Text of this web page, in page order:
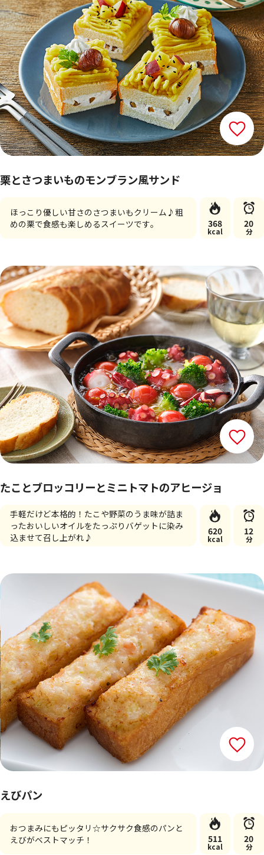
栗とさつまいものモンブラン風サンド
ほっこり優しい甘さのさつまいもクリーム♪粗
めの栗で食感も楽しめるスイーツです。
368
kcal
20
分
たことブロッコリーとミニトマトのアヒージョ
手軽だけど本格的！たこや野菜のうま味が詰ま
ったおいしいオイルをたっぷりバゲットに染み
込ませて召し上がれ♪
620
kcal
12
分
えびパン
おつまみにもピッタリ☆サクサク食感のパンと
えびがベストマッチ！
511
kcal
20
分